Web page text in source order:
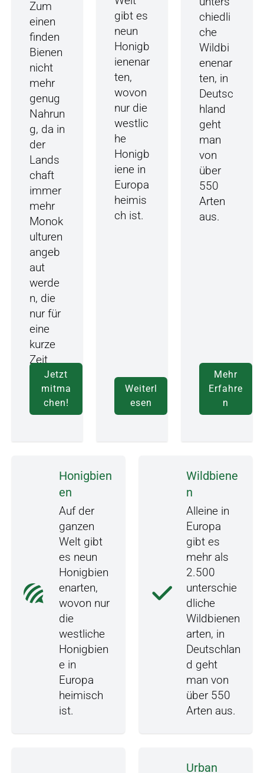
Zum
einen
finden
Bienen
nicht
mehr
genug
Nahrun
g, da in
der
Lands
chaft
immer
mehr
Monok
ulturen
angeb
aut
werde
n, die
nur für
eine
kurze
Zeit
blühen.
Jetzt
mitma
chen!
gibt es
neun
Honigb
ienenar
ten,
wovon
nur die
westlic
he
Honigb
iene in
Europa
heimis
ch ist.
Weiterl
esen
chiedli
che
Wildbi
enenar
ten, in
Deutsc
hland
geht
man
von
über
550
Arten
aus.
Mehr
Erfahre
n
Honigbien
en
Auf der
ganzen
Welt gibt
es neun
Honigbien
enarten,
wovon nur
die
westliche
Honigbien
e in
Europa
heimisch
ist.
Wildbiene
n
Alleine in
Europa
gibt es
mehr als
2.500
unterschie
dliche
Wildbienen
arten, in
Deutschlan
d geht
man von
über 550
Arten aus.
Urban